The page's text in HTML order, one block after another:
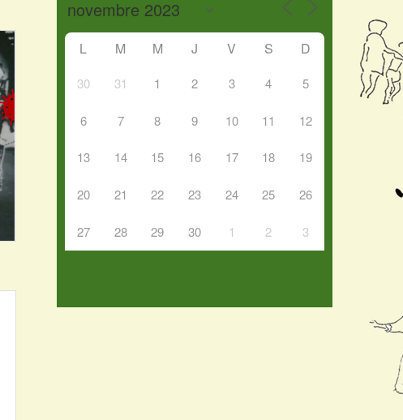
L M M J V S D
30 31 1 2 3 4 5
6 7 8 9 10 11 12
13 14 15 16 17 18 19
20 21 22 23 24 25 26
27 28 29 30 1 2 3